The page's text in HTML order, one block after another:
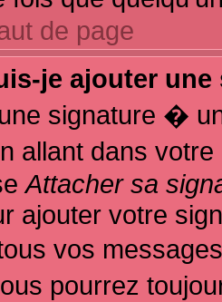
de page
je ajouter
signature �
allant dans
Attacher sa
ajouter votre
vos
pourrez